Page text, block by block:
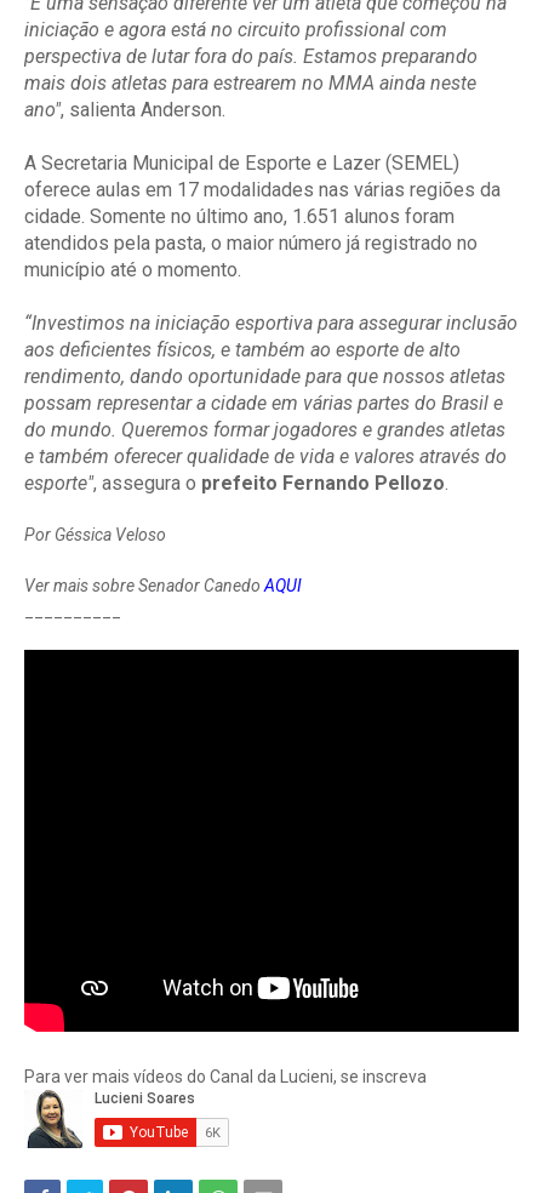
iniciação e agora está no circuito profissional com
perspectiva de lutar fora do país. Estamos preparando
mais dois atletas para estrearem no MMA ainda neste
ano", salienta Anderson.
A Secretaria Municipal de Esporte e Lazer (SEMEL)
oferece aulas em 17 modalidades nas várias regiões da
cidade. Somente no último ano, 1.651 alunos foram
atendidos pela pasta, o maior número já registrado no
município até o momento.
“Investimos na iniciação esportiva para assegurar inclusão
aos deficientes físicos, e também ao esporte de alto
rendimento, dando oportunidade para que nossos atletas
possam representar a cidade em várias partes do Brasil e
do mundo. Queremos formar jogadores e grandes atletas
e também oferecer qualidade de vida e valores através do
esporte", assegura o prefeito Fernando Pellozo.
Por Géssica Veloso
Ver mais sobre Senador CanedoAQUI
Para ver mais vídeos do Canal da Lucieni, se inscreva